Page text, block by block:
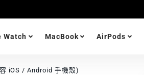
Watch MacBook AirPods
iOS / Android 手機殼)